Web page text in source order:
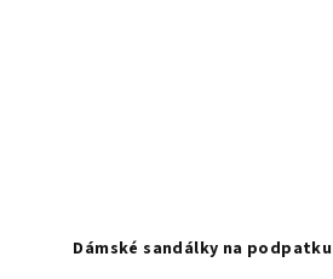
Dámské sandálky na